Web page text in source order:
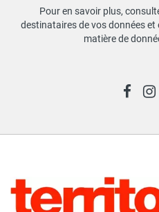
Pour en savoir plus,
destinataires de vos données et
matière de